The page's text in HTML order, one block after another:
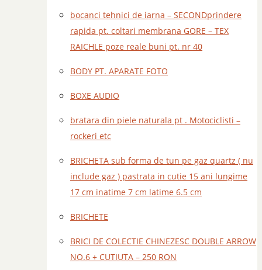
bocanci tehnici de iarna – SECONDprindere
rapida pt. coltari membrana GORE – TEX
RAICHLE poze reale buni pt. nr 40
BODY PT. APARATE FOTO
BOXE AUDIO
bratara din piele naturala pt . Motociclisti –
rockeri etc
BRICHETA sub forma de tun pe gaz quartz ( nu
include gaz ) pastrata in cutie 15 ani lungime
17 cm inatime 7 cm latime 6.5 cm
BRICHETE
BRICI DE COLECTIE CHINEZESC DOUBLE ARROW
NO.6 + CUTIUTA – 250 RON